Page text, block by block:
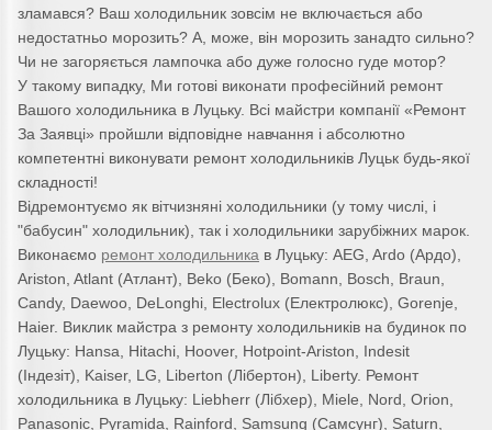
зламався? Ваш холодильник зовсім не включається або
недостатньо морозить? А, може, він морозить занадто сильно?
Чи не загоряється лампочка або дуже голосно гуде мотор?
У такому випадку, Ми готові виконати професійний ремонт
Вашого холодильника в Луцьку. Всі майстри компанії «Ремонт
За Заявці» пройшли відповідне навчання і абсолютно
компетентні виконувати ремонт холодильників Луцьк будь-якої
складності!
Відремонтуємо як вітчизняні холодильники (у тому числі, і
"бабусин" холодильник), так і холодильники зарубіжних марок.
Виконаємо ремонт холодильника в Луцьку: AEG, Ardo (Ардо),
Ariston, Atlant (Атлант), Beko (Беко), Bomann, Bosch, Braun,
Candy, Daewoo, DeLonghi, Electrolux (Електролюкс), Gorenje,
Haier. Виклик майстра з ремонту холодильників на будинок по
Луцьку: Hansa, Hitachi, Hoover, Hotpoint-Ariston, Indesit
(Індезіт), Kaiser, LG, Liberton (Лібертон), Liberty. Ремонт
холодильника в Луцьку: Liebherr (Лібхер), Miele, Nord, Orion,
Panasonic, Pyramida, Rainford, Samsung (Самсунг), Saturn,